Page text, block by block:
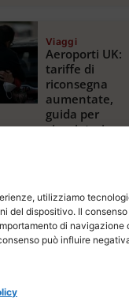
utilizziamo
del dispositivo. Il
di navigazione
può influire
Viaggi
Aeroporti UK:
tariffe di
riconsegna
aumentate,
guida per
viaggiatori